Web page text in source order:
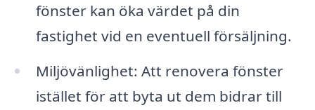
fönster kan öka värdet på din
fastighet vid en eventuell försäljning.
Miljövänlighet: Att renovera fönster
istället för att byta ut dem bidrar till